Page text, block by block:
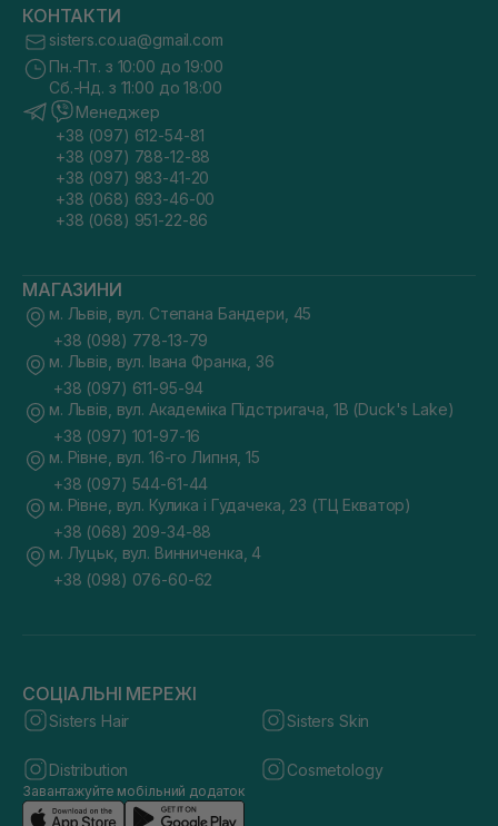
КОНТАКТИ
sisters.co.ua@gmail.com
Пн.-Пт. з 10:00 до 19:00
Сб.-Нд. з 11:00 до 18:00
Менеджер
+38 (097) 612-54-81
+38 (097) 788-12-88
+38 (097) 983-41-20
+38 (068) 693-46-00
+38 (068) 951-22-86
МАГАЗИНИ
м. Львів, вул. Степана Бандери, 45
+38 (098) 778-13-79
м. Львів, вул. Івана Франка, 36
+38 (097) 611-95-94
м. Львів, вул. Академіка Підстригача, 1В (Duck's Lake)
+38 (097) 101-97-16
м. Рівне, вул. 16-го Липня, 15
+38 (097) 544-61-44
м. Рівне, вул. Кулика і Гудачека, 23 (ТЦ Екватор)
+38 (068) 209-34-88
м. Луцьк, вул. Винниченка, 4
+38 (098) 076-60-62
СОЦІАЛЬНІ МЕРЕЖІ
Sisters Hair Sisters Skin
Distribution Cosmetology
Завантажуйте мобільний додаток